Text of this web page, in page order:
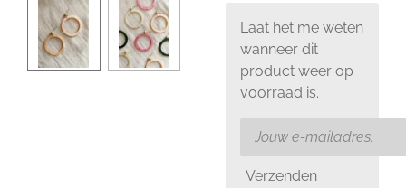
Laat het me weten
wanneer dit
product weer op
voorraad is.
Verzenden